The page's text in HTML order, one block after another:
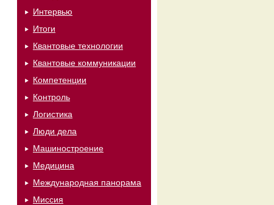
Интервью
Итоги
Квантовые технологии
Квантовые коммуникации
Компетенции
Контроль
Логистика
Люди дела
Машиностроение
Медицина
Международная панорама
Миссия